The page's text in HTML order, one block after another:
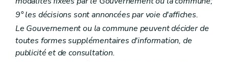
Section 5 De la saisine du fonctionnaire délégué
Art. 118
Section 6 Des recours
Art. 119
Art. 120
9° les décisions sont annoncées par voie d'affiches.
Le Gouvernement ou la commune peuvent décider de
toutes formes supplémentaires d'information, de
publicité et de consultation.